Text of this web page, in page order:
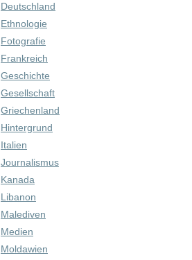
Deutschland
Ethnologie
Fotografie
Frankreich
Geschichte
Gesellschaft
Griechenland
Hintergrund
Italien
Journalismus
Kanada
Libanon
Malediven
Medien
Moldawien